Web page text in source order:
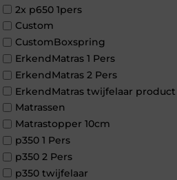
2x p650 1pers
Custom
CustomBoxspring
ErkendMatras 1 Pers
ErkendMatras 2 Pers
ErkendMatras twijfelaar product
Matrassen
Matrastopper 10cm
p350 1 Pers
p350 2 Pers
p350 twijfelaar